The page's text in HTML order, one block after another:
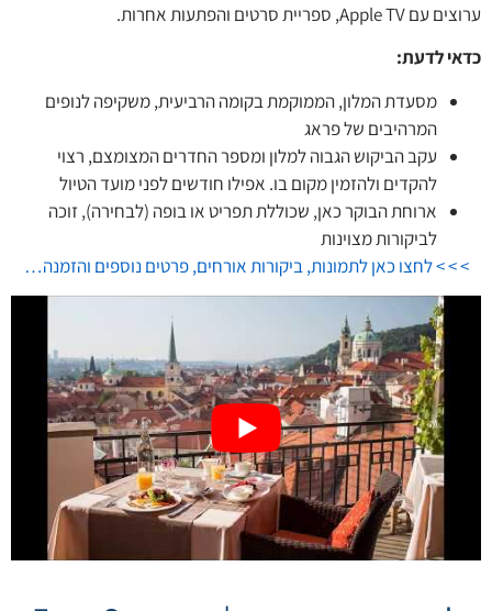
ערוצים עם Apple TV, ספריית סרטים והפתעות אחרות.
כדאי לדעת:
מסעדת המלון, הממוקמת בקומה הרביעית, משקיפה לנופים
המרהיבים של פראג
עקב הביקוש הגבוה למלון ומספר החדרים המצומצם, רצוי
להקדים ולהזמין מקום בו. אפילו חודשים לפני מועד הטיול
ארוחת הבוקר כאן, שכוללת תפריט או בופה (לבחירה), זוכה
לביקורות מצוינות
> > > לחצו כאן לתמונות, ביקורות אורחים, פרטים נוספים והזמנה…